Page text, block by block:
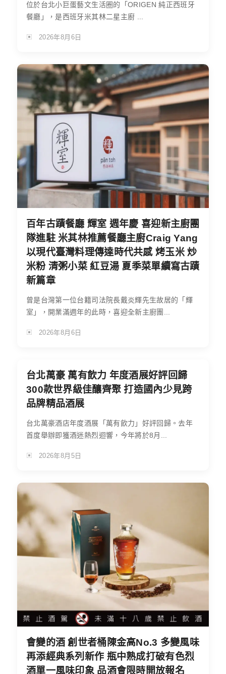
位於台北小巨蛋藝文生活圈的「ORIGEN 純正西班牙
餐廳」，是西班牙米其林二星主廚 ...
2026年8月6日
百年古蹟餐廳 輝室 週年慶 喜迎新主廚團
隊進駐 米其林推薦餐廳主廚Craig Yang
以現代臺灣料理傳達時代共感 烤玉米 炒
米粉 清粥小菜 紅豆湯 夏季菜單續寫古蹟
新篇章
曾是台灣第一位台籍司法院長戴炎輝先生故居的「輝
室」，開業滿週年的此時，喜迎全新主廚團...
2026年8月6日
台北萬豪 萬有飲力 年度酒展好評回歸
300款世界級佳釀齊聚 打造國內少見跨
品牌精品酒展
台北萬豪酒店年度酒展「萬有飲力」好評回歸。去年
首度舉辦即獲酒迷熱烈迴響，今年將於8月...
2026年8月5日
會變的酒 創世者桶陳金高No.3 多變風味
再添經典系列新作 瓶中熟成打破有色烈
酒單一風味印象 品酒會限時開放報名